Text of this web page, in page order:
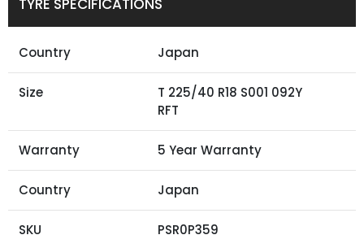
TYRE SPECIFICATIONS
Country Japan
Size
T 225/40 R18 S001 092Y
RFT
Warranty 5 Year Warranty
Country Japan
SKU PSR0P359